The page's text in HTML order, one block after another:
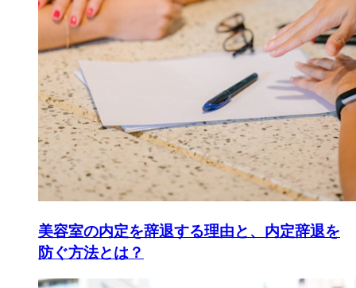
美容室の内定を辞退する理由と、内定辞退を
防ぐ方法とは？